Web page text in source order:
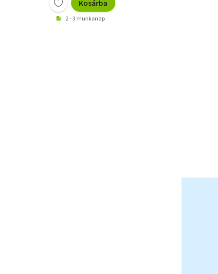
Kosárba
2 - 3 munkanap